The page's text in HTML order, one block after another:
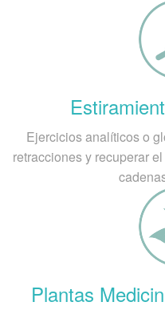
Ejercicios analíticos o
retracciones y recuperar
Plantas